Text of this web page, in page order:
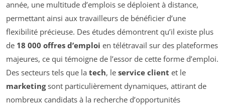
année, une multitude d’emplois se déploient à distance,
permettant ainsi aux travailleurs de bénéficier d’une
flexibilité précieuse. Des études démontrent qu’il existe plus
de 18 000 offres d’emploi en télétravail sur des plateformes
majeures, ce qui témoigne de l’essor de cette forme d’emploi.
Des secteurs tels que la tech, le service client et le
marketingsont particulièrement dynamiques, attirant de
nombreux candidats à la recherche d’opportunités